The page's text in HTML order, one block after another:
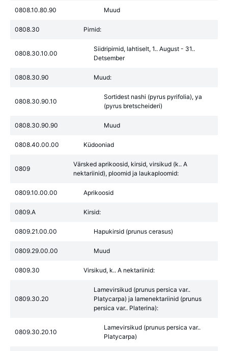
0808.10.80.90 Muud
0808.30 Pirnid:
0808.30.10.00
Siidripirnid, lahtiselt, 1.. August - 31..
Detsember
0808.30.90 Muud:
0808.30.90.10
Sortidest nashi (pyrus pyrifolia), ya
(pyrus bretscheideri)
0808.30.90.90 Muud
0808.40.00.00 Küdooniad
0809
Värsked aprikoosid, kirsid, virsikud (k.. A
nektariinid), ploomid ja laukaploomid:
0809.10.00.00 Aprikoosid
0809.A Kirsid:
0809.21.00.00 Hapukirsid (prunus cerasus)
0809.29.00.00 Muud
0809.30 Virsikud, k.. A nektariinid:
0809.30.20
Lamevirsikud (prunus persica var..
Platycarpa) ja lamenektariinid (prunus
persica var.. Platerina):
0809.30.20.10
Lamevirsikud (prunus persica var..
Platycarpa)